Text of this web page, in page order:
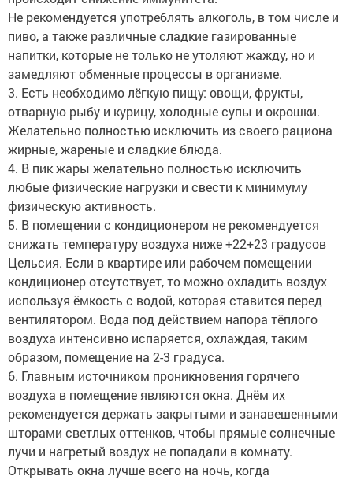
Не рекомендуется употреблять алкоголь, в том числе и
пиво, а также различные сладкие газированные
напитки, которые не только не утоляют жажду, но и
замедляют обменные процессы в организме.
3. Есть необходимо лёгкую пищу: овощи, фрукты,
отварную рыбу и курицу, холодные супы и окрошки.
Желательно полностью исключить из своего рациона
жирные, жареные и сладкие блюда.
4. В пик жары желательно полностью исключить
любые физические нагрузки и свести к минимуму
физическую активность.
5. В помещении с кондиционером не рекомендуется
снижать температуру воздуха ниже +22+23 градусов
Цельсия. Если в квартире или рабочем помещении
кондиционер отсутствует, то можно охладить воздух
используя ёмкость с водой, которая ставится перед
вентилятором. Вода под действием напора тёплого
воздуха интенсивно испаряется, охлаждая, таким
образом, помещение на 2-3 градуса.
6. Главным источником проникновения горячего
воздуха в помещение являются окна. Днём их
рекомендуется держать закрытыми и занавешенными
шторами светлых оттенков, чтобы прямые солнечные
лучи и нагретый воздух не попадали в комнату.
Открывать окна лучше всего на ночь, когда